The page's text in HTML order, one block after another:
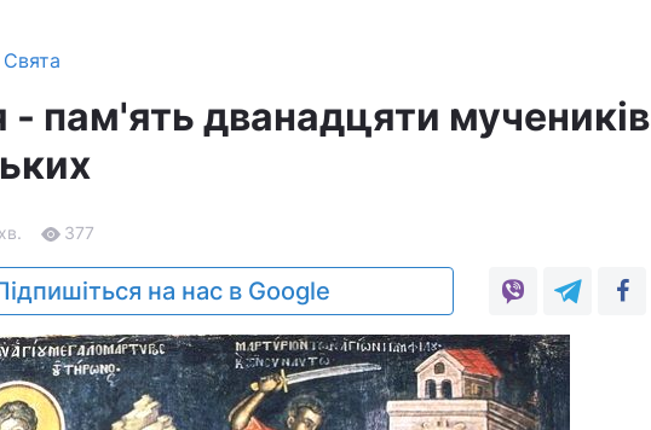
Свята
- пам'ять дванадцяти мучеників
377
на нас в Google